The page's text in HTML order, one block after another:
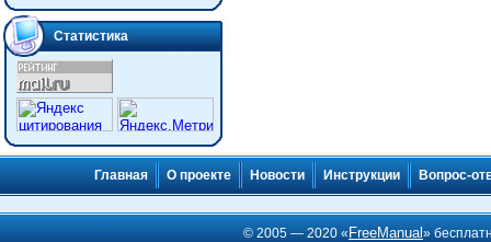
Статистика
Главная О проекте Новости Инструкции Вопрос-
© 2005 — 2020 « FreeManual»